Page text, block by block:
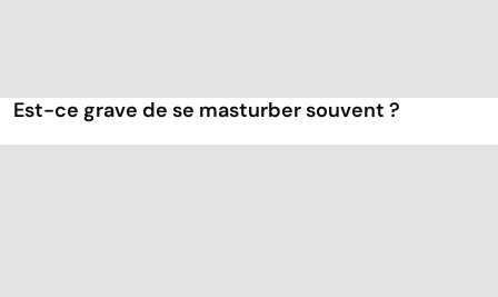
Est-ce grave de se masturber souvent ?